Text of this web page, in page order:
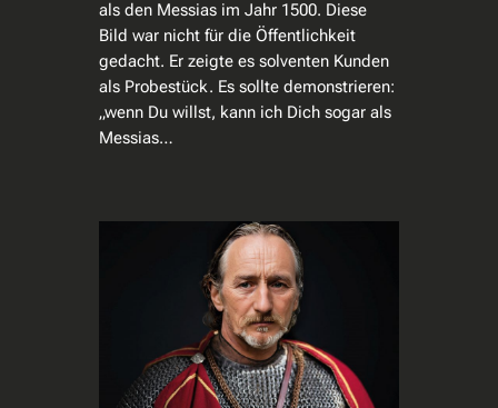
als den Messias im Jahr 1500. Diese
Bild war nicht für die Öffentlichkeit
gedacht. Er zeigte es solventen Kunden
als Probestück. Es sollte demonstrieren:
„wenn Du willst, kann ich Dich sogar als
Messias…